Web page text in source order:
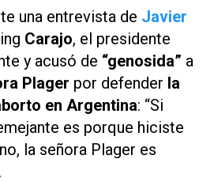
una entrevista de Javier
Carajo, el presidente
y acusó de “genosida” a
Plager por defender la
en Argentina: “Si
es porque hiciste
la señora Plager es